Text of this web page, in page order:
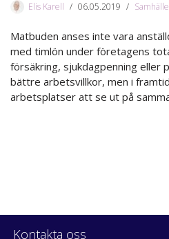
Elis Karell 06.05.2019
Matbuden anses inte vara
med timlön under företagens
försäkring, sjukdagpenning eller
bättre arbetsvillkor, men i
arbetsplatser att se ut på
Kontakta oss